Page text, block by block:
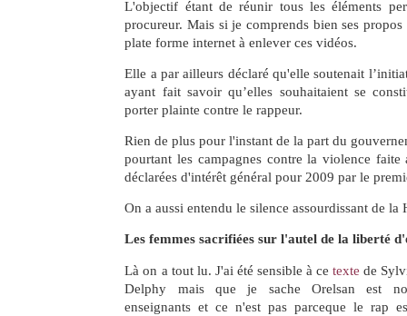
L'objectif étant de réunir tous les éléments
procureur. Mais si je comprends bien ses
plate forme internet à enlever ces vidéos.
Elle a par ailleurs déclaré qu'elle soutenait
ayant fait savoir qu’elles souhaitaient se
porter plainte contre le rappeur.
Rien de plus pour l'instant de la part du
pourtant les campagnes contre la violence faite
déclarées d'intérêt général pour 2009 par le
On a aussi entendu le silence assourdissant de la
Les femmes sacrifiées sur l'autel de la liberté
Là on a tout lu. J'ai été sensible à cetexte de
Delphy mais que je sache Orelsan est
enseignants et ce n'est pas parceque le rap